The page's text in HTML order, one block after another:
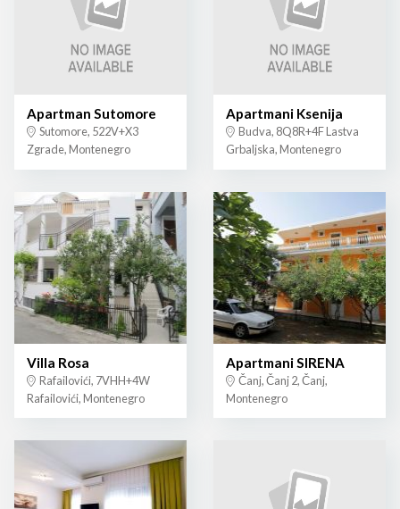
Apartman Sutomore
Sutomore, 522V+X3
Zgrade, Montenegro
Apartmani Ksenija
Budva, 8Q8R+4F Lastva
Grbaljska, Montenegro
Villa Rosa
Rafailovići, 7VHH+4W
Rafailovići, Montenegro
Apartmani SIRENA
Čanj, Čanj 2, Čanj,
Montenegro